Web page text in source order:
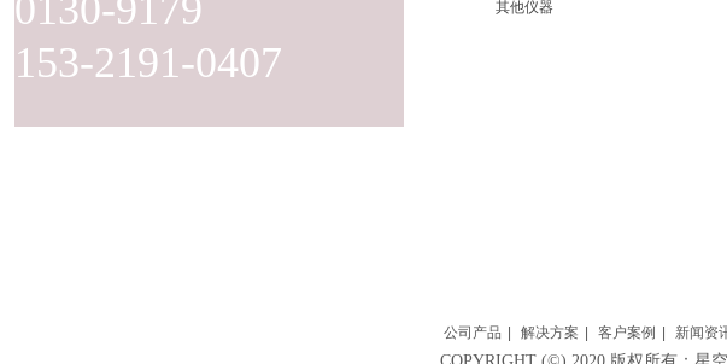
0130-9179
153-2191-0407
其他仪器
公司产品 解决方案 客户案例 新闻资